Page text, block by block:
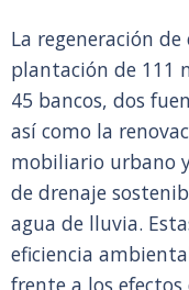
La regeneración
plantación de 111
45 bancos, dos
así como la
mobiliario urbano
de drenaje
agua de lluvia.
eficiencia
frente a los